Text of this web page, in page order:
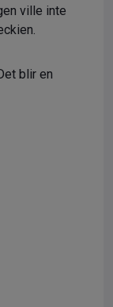
ville inte
blir en